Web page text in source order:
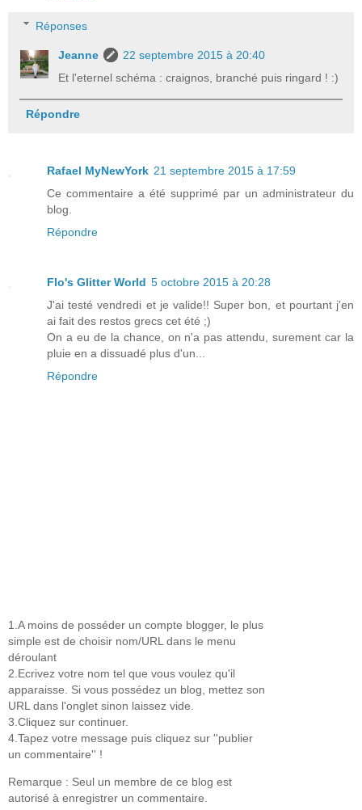
Réponses
Jeanne
22 septembre 2015 à 20:40
Et l'eternel schéma : craignos, branché puis ringard ! :)
Répondre
Rafael MyNewYork 21 septembre 2015 à 17:59
Ce commentaire a été supprimé par un administrateur du
blog.
Répondre
Flo's Glitter World 5 octobre 2015 à 20:28
J'ai testé vendredi et je valide!! Super bon, et pourtant j'en
ai fait des restos grecs cet été ;)
On a eu de la chance, on n'a pas attendu, surement car la
pluie en a dissuadé plus d'un...
Répondre
1.A moins de posséder un compte blogger, le plus
simple est de choisir nom/URL dans le menu
déroulant
2.Ecrivez votre nom tel que vous voulez qu'il
apparaisse. Si vous possédez un blog, mettez son
URL dans l'onglet sinon laissez vide.
3.Cliquez sur continuer.
4.Tapez votre message puis cliquez sur ''publier
un commentaire'' !
Remarque : Seul un membre de ce blog est
autorisé à enregistrer un commentaire.